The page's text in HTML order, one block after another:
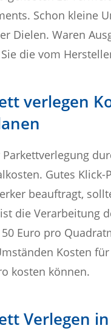
Schon kleine
Dielen. Waren
die vom
verlegen
Parkettverlegung
Gutes
beauftragt,
die Verarbeitung
Euro pro
Kosten
kosten können.
Verlegen